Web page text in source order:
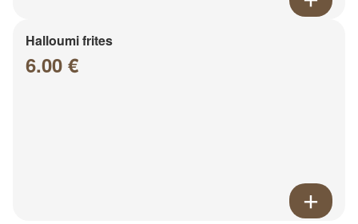
Halloumi frites
6.00 €